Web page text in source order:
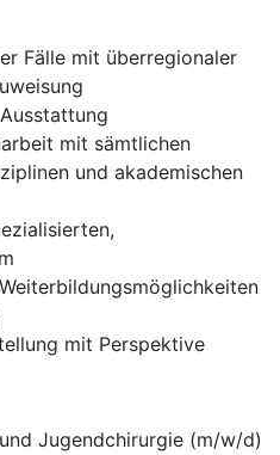
Fälle mit überregionaler
mit sämtlichen
und akademischen
mit Perspektive
Jugendchirurgie (m/w/d)